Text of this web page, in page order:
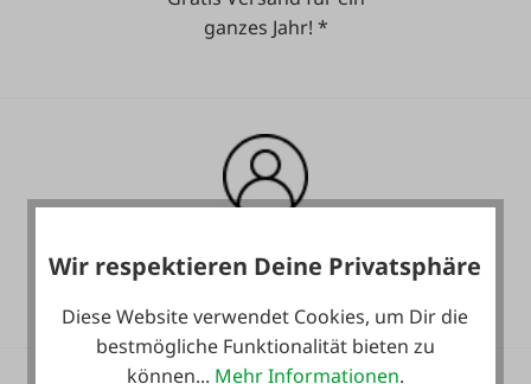
ganzes Jahr! *
inkludiert!
Wir respektieren Deine Privatsphäre
Diese Website verwendet Cookies, um Dir die
bestmögliche Funktionalität bieten zu
können... Mehr Informationen.